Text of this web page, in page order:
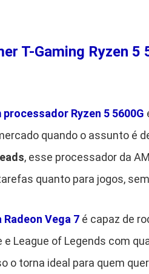
T-Gaming Ryzen
processador Ryzen 5 5600G
quando o assunto é
, esse processador da
quanto para jogos,
Radeon Vega 7 é capaz de
e League of Legends com
o torna ideal para quem